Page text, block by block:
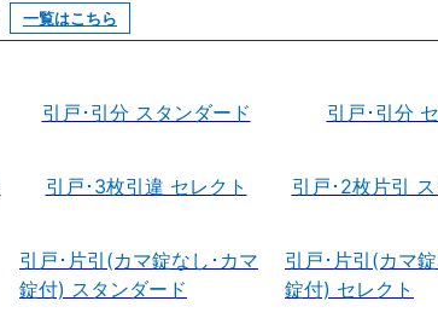
一覧はこちら
引戸･引分 スタンダード 引戸･引分
引戸･3枚引違 セレクト 引戸･2枚片引
引戸･片引(カマ錠なし･カマ
錠付) スタンダード
引戸･片引(カマ
錠付) セレクト